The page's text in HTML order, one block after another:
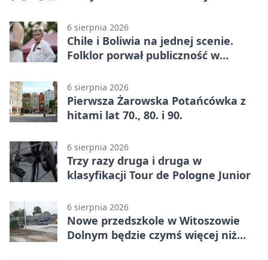
6 sierpnia 2026
Chile i Boliwia na jednej scenie.
Folklor porwał publiczność w
6 sierpnia 2026
Pierwsza Żarowska Potańcówka z
hitami lat 70., 80. i 90.
6 sierpnia 2026
Trzy razy druga i druga w
klasyfikacji Tour de Pologne Junior
6 sierpnia 2026
Nowe przedszkole w Witoszowie
Dolnym będzie czymś więcej niż